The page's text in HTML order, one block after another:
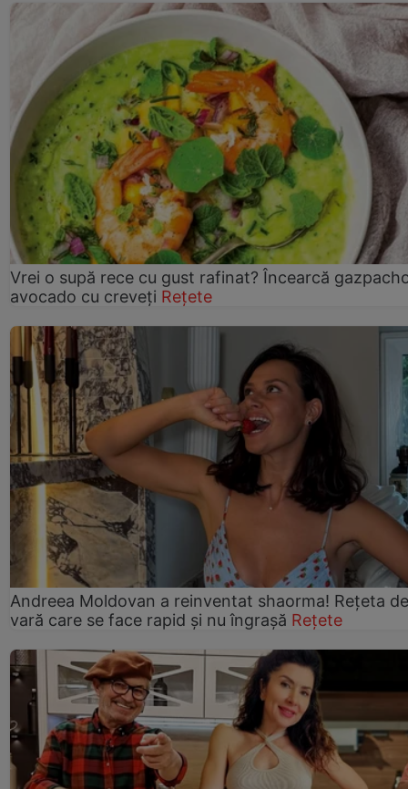
Vrei o supă rece cu gust rafinat? Încearcă
avocado cu creveți Rețete
Andreea Moldovan a reinventat shaorma! Rețeta de
vară care se face rapid și nu îngrașă Rețete